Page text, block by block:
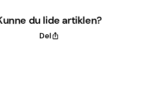
du lide artiklen?
Del